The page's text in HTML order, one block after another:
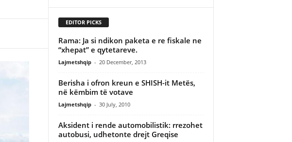
EDITOR PICKS
Rama: Ja si ndikon paketa e re fiskale ne
“xhepat” e qytetareve.
Lajmetshqip - 20 December, 2013
Berisha i ofron kreun e SHISH-it Metës,
në këmbim të votave
Lajmetshqip - 30 July, 2010
Aksident i rende automobilistik: rrezohet
autobusi, udhetonte drejt Greqise